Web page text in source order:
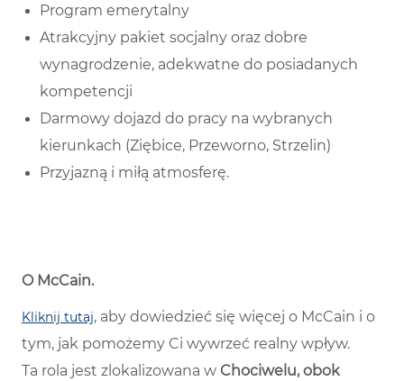
Program emerytalny
Atrakcyjny pakiet socjalny oraz dobre
wynagrodzenie, adekwatne do posiadanych
kompetencji
Darmowy dojazd do pracy na wybranych
kierunkach (Ziębice, Przeworno, Strzelin)
Przyjazną i miłą atmosferę.
O McCain.
Kliknij tutaj, aby dowiedzieć się więcej o McCain i o
tym, jak pomożemy Ci wywrzeć realny wpływ.
Ta rola jest zlokalizowana w Chociwelu, obok